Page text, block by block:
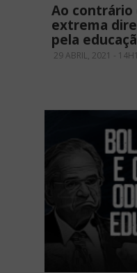
Ao contrário
extrema
pela
29 ABRIL, 2021 -